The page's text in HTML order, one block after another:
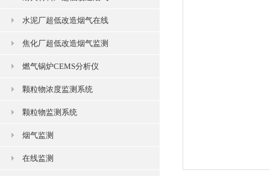
水泥厂超低改造烟气在线
焦化厂超低改造烟气监测
燃气锅炉CEMS分析仪
颗粒物浓度监测系统
颗粒物监测系统
烟气监测
在线监测